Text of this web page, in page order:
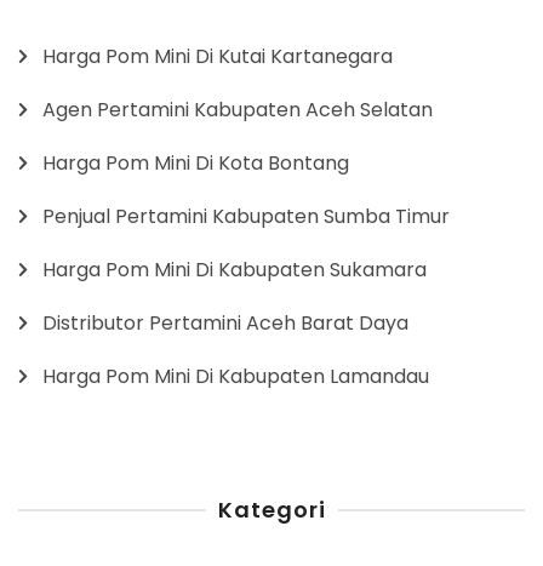
Harga Pom Mini Di Kutai Kartanegara
Agen Pertamini Kabupaten Aceh Selatan
Harga Pom Mini Di Kota Bontang
Penjual Pertamini Kabupaten Sumba Timur
Harga Pom Mini Di Kabupaten Sukamara
Distributor Pertamini Aceh Barat Daya
Harga Pom Mini Di Kabupaten Lamandau
Kategori